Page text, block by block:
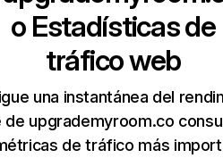
o Estadísticas de
tráfico web
una instantánea del
de upgrademyroom.co
de tráfico más